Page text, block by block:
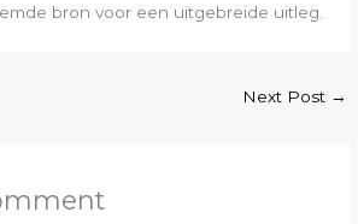
bron voor een uitgebreide uitleg.
Next Post →